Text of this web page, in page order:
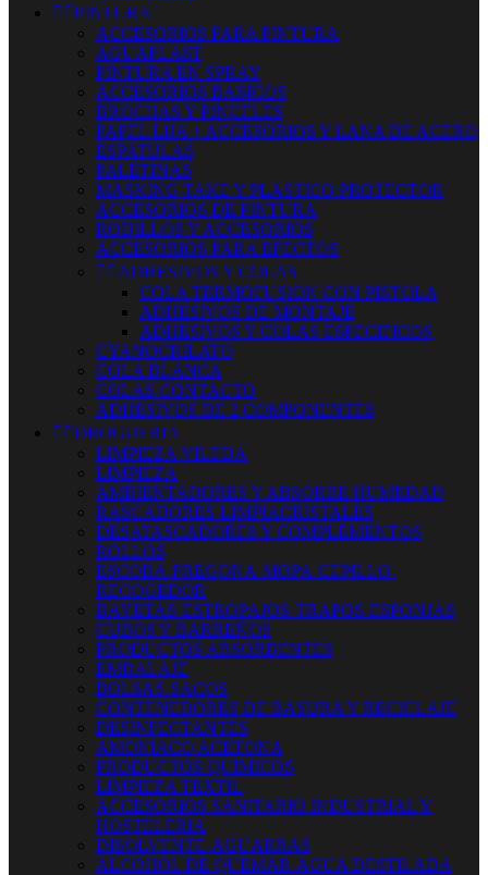
 PINTURA
ACCESORIOS PARA PINTURA
AGUAPLAST
PINTURA EN SPRAY
ACCESORIOS BASICOS
BROCHAS Y PINCELES
PAPEL LIJA + ACCESORIOS Y LANA DE ACERO
ESPATULAS
PALETINAS
MASKING TAKE Y PLASTICO PROTECTOR
ACCESORIOS DE PINTURA
RODILLOS Y ACCESORIOS
ACCESORIOS PARA EFECTOS
 ADHESIVOS Y COLAS
COLA TERMOFUSION CON PISTOLA
ADHESIVOS DE MONTAJE
ADHESIVOS Y COLAS ESPECIFICOS
CYANOCRILATO
COLA BLANCA
COLAS CONTACTO
ADHESIVOS DE 2 COMPONENTES
 DROGUERIA
LIMPIEZA VILEDA
LIMPIEZA
AMBIENTADORES Y ABSORBE HUMEDAD
RASCADORES-LIMPIACRISTALES
DESATASCADORES Y COMPLEMENTOS
ROLLOS
ESCOBA-FREGONA-MOPA-CEPILLO-
RECOGEDOR
BAYETAS-ESTROPAJOS-TRAPOS-ESPONJAS
CUBOS Y BARREÑOS
PRODUCTOS ABSORBENTES
EMBALAJE
BOLSAS-SACOS
CONTENEDORES DE BASURA Y RECICLAJE
DESINFECTANTES
AMONIACO ACETONA
PRODUCTOS QUIMICOS
LIMPIEZA TEXTIL
ACCESORIOS SANITARIO INDUSTRIAL Y
HOSTELERIA
DISOLVENTE-AGUARRAS
ALCOHOL DE QUEMAR-AGUA DESTILADA